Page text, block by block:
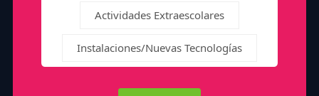
Actividades Extraescolares
Instalaciones/Nuevas Tecnologías